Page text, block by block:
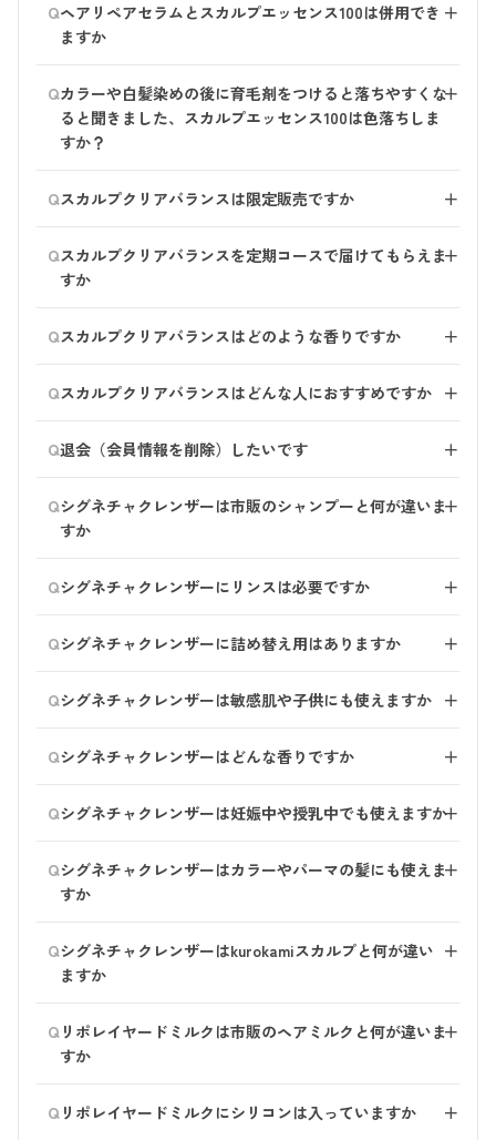
を、 髪や頭皮の保湿を期待する場合はヘアミネラルエ
ッセンスをおすすめします。
●どちらもご使用する場合は、頭皮はスカルプエッセン
ス100、髪にはヘアミネラルエッセンスをお使いいただ
くことをおすすめします。
（どちらも頭皮に使うと、保湿力が高いためべたつきを
感じる場合がございます） その際の使用順序は、スカ
ルプエッセンス100→ヘアミネラルエッセンスの順での
Qヘアリペアセラムとスカルプエッセンス100は併用でき
ますか
＋
用できます。 ヘアリペアセラムは今あるダメージケア
し、スカルプエッセンス100は、頭皮環境を整え、これ
から生えてくる髪を育む商品です。
Qカラーや白髪染めの後に育毛剤をつけると落ちやすくな
ると聞きました、スカルプエッセンス100は色落ちしま
すか？
＋
れている商品を使用するとカラーの持ちに影響する場合
がございます。
スカルプエッセンス100は、エタノールを配合しており
ますので、 気になる場合は、髪ではなく頭皮（髪の根
本付近）の目立たない部分からお試しいただくようお願
いいたします。
Qスカルプクリアバランスは限定販売ですか
＋
します。 頭皮のお悩みに合わせてお選びください。
Qスカルプクリアバランスを定期コースで届けてもらえま
すか
＋
としてお届けができかねる商品です。
Qスカルプクリアバランスはどのような香りですか
＋
な量にとどめながらも、泡立てたときにほんのりユーカ
リを感じられるように調合※しました。
※ユーカリ葉油、ティーツリー葉油、ライム油、ユーカ
リプツスラジアタ葉/茎油（芳香）
Qスカルプクリアバランスはどんな人におすすめですか ＋
し、乱れた頭皮環境を改善することを目的としたシャン
プーです。 haru最高峰の頭皮ケア力※のシャンプーのた
め、頭皮トラブルでお悩み方や、フケ・かゆみが気にな
る方におすすめです。
Q退会（会員情報を削除）したいです
＋
マイページにログイン後、「会員情報」よりお手続きく
ださい。
Qシグネチャクレンザーは市販のシャンプーと何が違いま
すか
＋
占める製造段階の精製水を一切使わない原液発想の処方
です。
アミノ酸系洗浄成分と植物・発酵由来成分により、汚れ
を落としながら地肌にうるおいを与え、髪のうねりやパ
サつきが気になりにくい仕上がりへ導きます。
Qシグネチャクレンザーにリンスは必要ですか
＋
計です。
濃密なクラフト泡そのものが泡パックのように髪と地肌
を包み込み、泡パックをしなくても、洗いながらケアで
きます。
Qシグネチャクレンザーに詰め替え用はありますか
＋
質安定を最優先し、詰め替えではなく容器入りタイプの
みのご用意としています。
Qシグネチャクレンザーは敏感肌や子供にも使えますか ＋
鉱物油・シリコンなどは不使用です。
ご家族でもお使いいただける設計ですが、お子様は1歳
以降、肌の様子を見ながらご使用ください。
Qシグネチャクレンザーはどんな香りですか
＋
とイランイランの落ち着き、ニュウコウジュとライムの
澄んだシトラスを重ねた天然精油100%ブレンドです。
花がふわりと開き、最後は空気が澄んでいくような香り
で、朝にも夜にも使いやすいバランスです。
Qシグネチャクレンザーは妊娠中や授乳中でも使えますか＋
ンプーと同様にお使いいただけます。
ただし、体調やご不安がある場合、また頭皮に傷や炎症
がある場合は、念のため医師にご相談のうえご使用くだ
さい。
Qシグネチャクレンザーはカラーやパーマの髪にも使えま
すか
＋
で、カラーやパーマ後のデリケートな髪をいたわりなが
ら洗い、キューティクルの乱れによる退色・パサつきを
抑えたなめらかな質感を目指します。
Qシグネチャクレンザーはkurokamiスカルプと何が違い
ますか
＋
カルプが毎日のベーシックケアだとすれば、シグネチャ
クレンザーは精製水ゼロ※の原液処方とクラフト泡、こ
ころのゆらぎに寄り添う精油ブレンドで、ケアの質と時
間価値を高めたプレステージラインです。
Q リポレイヤードミルクは市販のヘアミルクと何が違いま
すか
＋
時的に手触りを整えるものが中心です。
Q リポレイヤードミルクにシリコンは入っていますか
＋